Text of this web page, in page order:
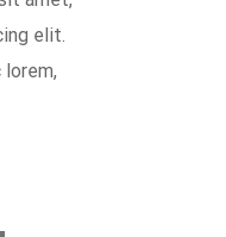
elit.